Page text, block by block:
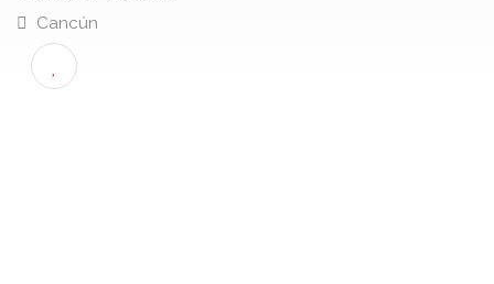
Cancún